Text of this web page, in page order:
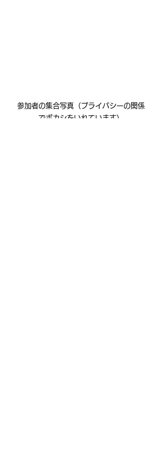
参加者の集合写真（プライバシーの関係
でボカシをいれています）